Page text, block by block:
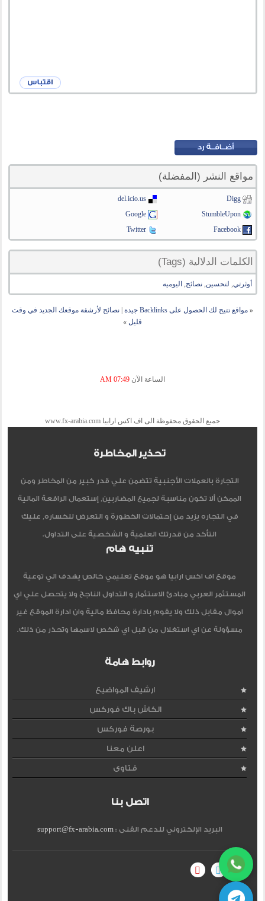
مواقع النشر (المفضلة)
Digg
del.icio.us
StumbleUpon
Google
Facebook
Twitter
الكلمات الدلالية (Tags)
أوثرتي, لتحسين,نصائح, اليوميه
« مواقع تتيح لك الحصول على Backlinks جيدة
نصائح لأرشفة موقعك الجديد في وقت
قليل »
الساعة الآن 07:49 AM
جميع الحقوق محفوظة الى اف اكس ارابيا www.fx-arabia.com
تحذير المخاطرة
التجارة بالعملات الأجنبية تتضمن علي قدر كبير من المخاطر ومن
الممكن ألا تكون مناسبة لجميع المضاربين, إستعمال الرافعة المالية
في التجاره يزيد من إحتمالات الخطورة و التعرض للخساره, عليك
التأكد من قدرتك العلمية و الشخصية على التداول.
تنبيه هام
موقع اف اكس ارابيا هو موقع تعليمي خالص يهدف الي توعية
المستثمر العربي مبادئ الاستثمار و التداول الناجح ولا يتحصل علي اي
اموال مقابل ذلك ولا يقوم بادارة محافظ مالية وان ادارة الموقع غير
مسؤولة عن اي استغلال من قبل اي شخص لاسمها وتحذر من ذلك.
روابط هامة
ارشيف المواضيع
الكاش باك فوركس
بورصة فوركس
اعلن معنا
فتاوى
اتصل بنا
البريد الإلكتروني للدعم الفنى :support@fx-arabia.com